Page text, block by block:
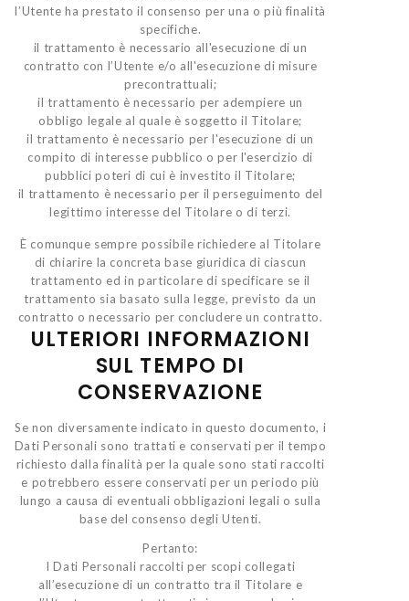
l’Utente ha prestato il consenso per una o più finalità
specifiche.
il trattamento è necessario all'esecuzione di un
contratto con l’Utente e/o all'esecuzione di misure
precontrattuali;
il trattamento è necessario per adempiere un
obbligo legale al quale è soggetto il Titolare;
il trattamento è necessario per l'esecuzione di un
compito di interesse pubblico o per l'esercizio di
pubblici poteri di cui è investito il Titolare;
il trattamento è necessario per il perseguimento del
legittimo interesse del Titolare o di terzi.
È comunque sempre possibile richiedere al Titolare
di chiarire la concreta base giuridica di ciascun
trattamento ed in particolare di specificare se il
trattamento sia basato sulla legge, previsto da un
contratto o necessario per concludere un contratto.
ULTERIORI INFORMAZIONI
SUL TEMPO DI
CONSERVAZIONE
Se non diversamente indicato in questo documento, i
Dati Personali sono trattati e conservati per il tempo
richiesto dalla finalità per la quale sono stati raccolti
e potrebbero essere conservati per un periodo più
lungo a causa di eventuali obbligazioni legali o sulla
base del consenso degli Utenti.
Pertanto:
I Dati Personali raccolti per scopi collegati
all’esecuzione di un contratto tra il Titolare e